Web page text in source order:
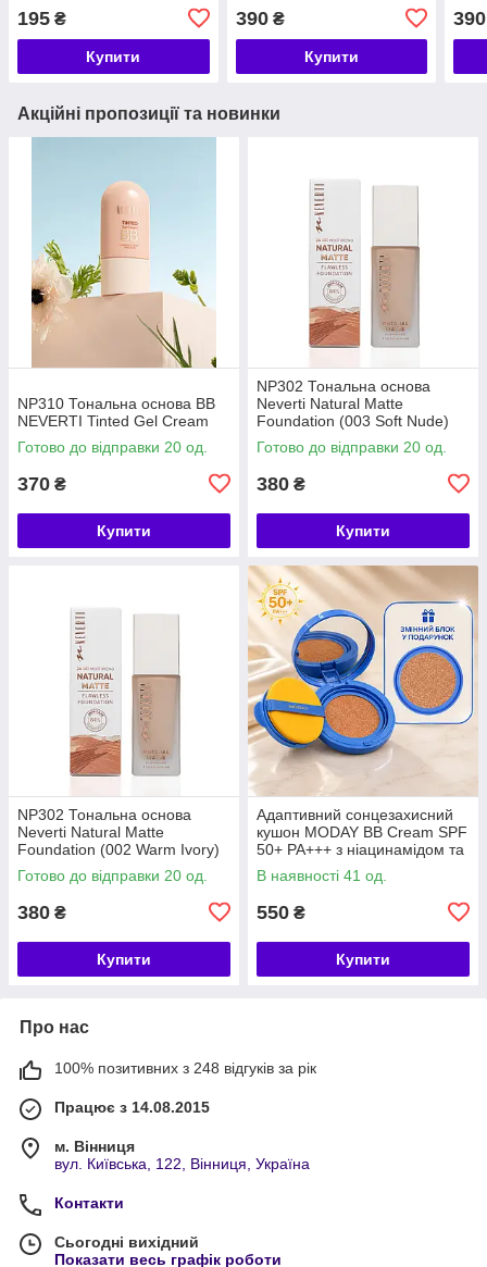
195 ₴
Купити
390₴
Купити
390
Акційні пропозиції та новинки
NP310 Тональна основа BB
NEVERTI Tinted Gel Cream
Готово до відправки 20 од.
370 ₴
Купити
NP302 Тональна основа
Neverti Natural Matte
Foundation (003 Soft Nude)
Готово до відправки 20 од.
380 ₴
Купити
NP302 Тональна основа
Neverti Natural Matte
Foundation (002 Warm Ivory)
Готово до відправки 20 од.
380 ₴
Купити
Адаптивний сонцезахисний
кушон MODAY BB Cream SPF
50+ PA+++ з ніацинамідом та
пантенолом, 15 г
В наявності 41 од.
550 ₴
Купити
Про нас
100% позитивних з 248 відгуків за рік
Працює з 14.08.2015
м. Вінниця
вул. Київська, 122, Вінниця, Україна
Контакти
Сьогодні вихідний
Показати весь графік роботи